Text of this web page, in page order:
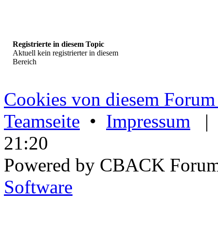
Registrierte in diesem Topic
Aktuell kein registrierter in diesem
Bereich
Cookies von diesem
Teamseite • Impressum |
21:20
Powered by CBACK
Software